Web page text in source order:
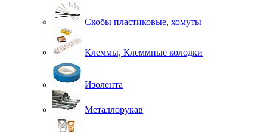
Скобы пластиковые, хомуты
Клеммы, Клеммные колодки
Изолента
Металлорукав